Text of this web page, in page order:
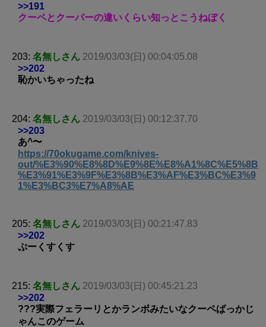
>>191
クーペとクーパーの違いくらい知っとこうねぼく
203: 名無しさん 2019/03/03(日) 00:04:05.08
>>202
恥かいちゃったね
204: 名無しさん 2019/03/03(日) 00:12:37.70
>>203
あ^〜
https://70okugame.com/knives-
out/%E3%90%E8%8D%E9%8E%E8%A1%8C%E5%8B
%E3%91%E3%9F%E3%8B%E3%AF%E3%BC%E3%9
1%E3%BC3%E7%A8%AE
205: 名無しさん 2019/03/03(日) 00:21:47.83
>>202
ぷーくすくす
215: 名無しさん 2019/03/03(日) 00:45:21.23
>>202
???実際フェラーリとかランボみたいなクーペばっかじ
ゃんこのゲーム